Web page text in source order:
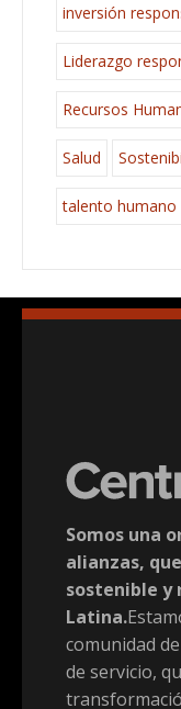
inversión
Liderazgo
Recursos
Salud
talento humano
Somos una
alianzas,
sostenible y
Latina.
comunidad
de servicio,